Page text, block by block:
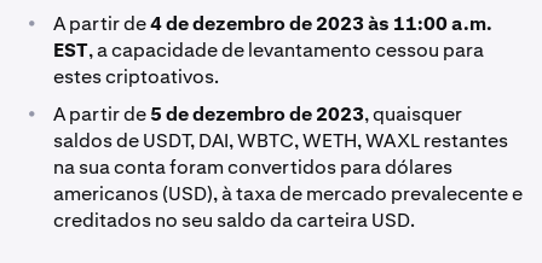
• A partir de4 de dezembro de 2023 às 11:00 a.m.
EST, a capacidade de levantamento cessou para
estes criptoativos.
• A partir de5 de dezembro de 2023, quaisquer
saldos de USDT, DAI, WBTC, WETH, WAXL restantes
na sua conta foram convertidos para dólares
americanos (USD), à taxa de mercado prevalecente e
creditados no seu saldo da carteira USD.